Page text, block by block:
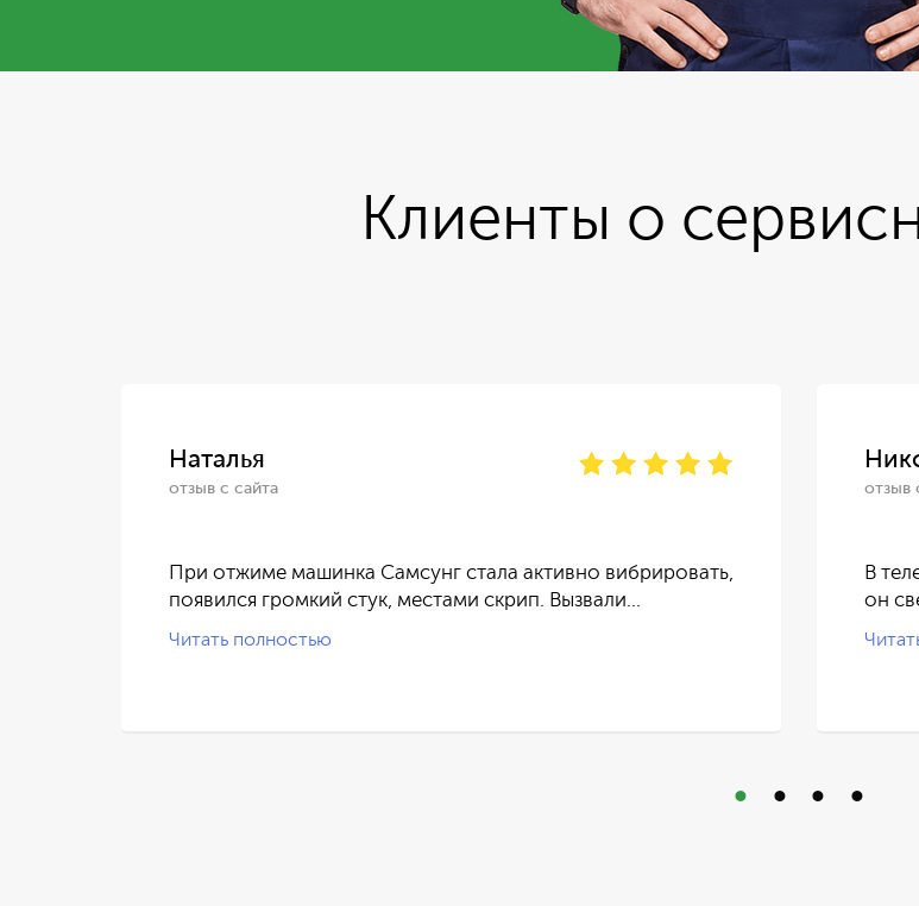
Клиенты о
Наталья
отзыв с сайта
При отжиме машинка Самсунг стала активно вибрировать,
появился громкий стук, местами скрип. Вызвали…
Читать полностью
отзыв
В
он